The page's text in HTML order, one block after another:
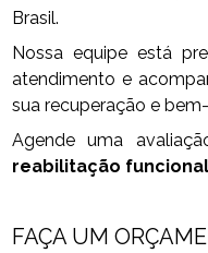
Brasil.
Nossa equipe está
atendimento e
sua recuperação e
Agende uma
reabilitação funcional
FAÇA UM